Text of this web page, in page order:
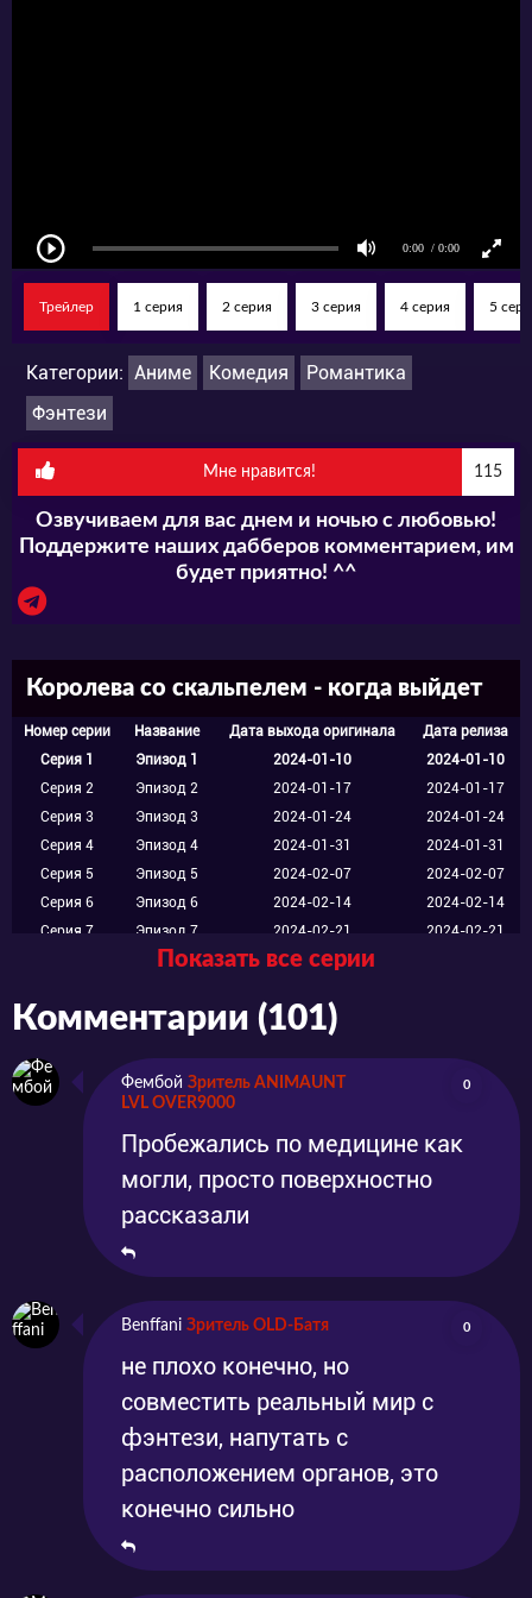
Трейлер 1 серия 2 серия 3 серия 4 серия 5
Категории: Аниме Комедия
Романтика
Фэнтези
Мне нравится! 115
Озвучиваем для вас днем и ночью с любовью!
Поддержите наших дабберов комментарием, им
будет приятно! ^^
Королева со скальпелем - когда выйдет
Номер серии Название Дата выхода оригинала
Дата релиза
Серия 1
Эпизод 1 2024-01-10
2024-01-10
Серия 2
Эпизод 2 2024-01-17
2024-01-17
Серия 3
Эпизод 3 2024-01-24
2024-01-24
Серия 4
Эпизод 4 2024-01-31
2024-01-31
Серия 5
Эпизод 5 2024-02-07
2024-02-07
Серия 6
Эпизод 6 2024-02-14
2024-02-14
Серия 7
Эпизод 7 2024-02-21
2024-02-21
Эпизод 8 2024-02-28
Серия 10
Эпизод 10 2024-03-13
Серия 12
Эпизод 12 2024-03-27 2024-03-27
Показать все серии
Комментарии (101)
Фембой Зритель ANIMAUNT
LVL OVER9000
0
Пробежались по медицине как
могли, просто поверхностно
рассказали
Benffani Зритель OLD-Батя 0
не плохо конечно, но
совместить реальный мир с
фэнтези, напутать с
расположением органов, это
конечно сильно